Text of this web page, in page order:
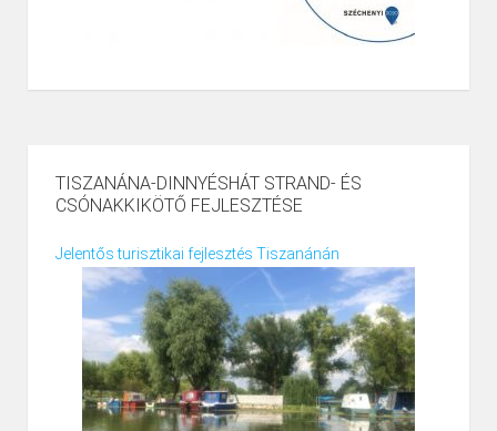
TISZANÁNA-DINNYÉSHÁT STRAND- ÉS
CSÓNAKKIKÖTŐ FEJLESZTÉSE
Jelentős turisztikai fejlesztés Tiszanánán